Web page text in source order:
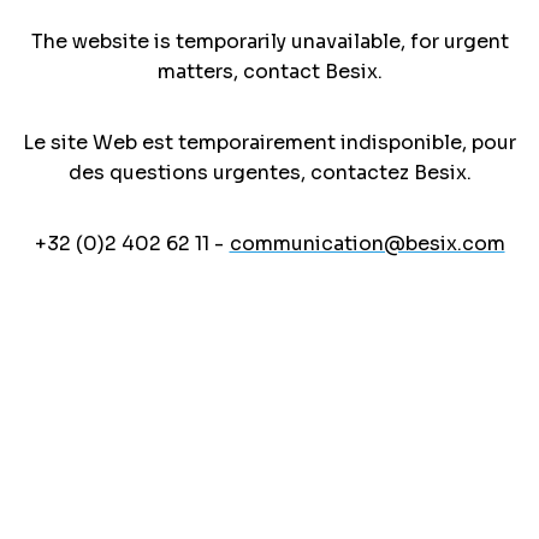
The website is temporarily unavailable, for urgent
matters, contact Besix.
Le site Web est temporairement indisponible, pour
des questions urgentes, contactez Besix.
+32 (0)2 402 62 11 - communication@besix.com